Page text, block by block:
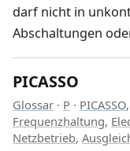
darf nicht in
Abschaltungen
PICASSO
Glossar · P · PICASSO,
Frequenzhaltung,
Netzbetrieb,